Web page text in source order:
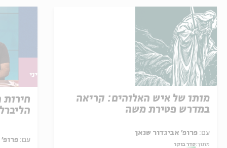
מותו של איש האלוהים: קריאה
במדרש פטירת משה
עם:
מתוך:סדר בוקר
עם: פרופ'